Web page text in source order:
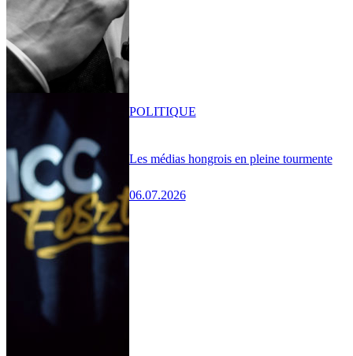
Les médias hongrois en pleine tourmente
06.07.2026
POLITIQUE